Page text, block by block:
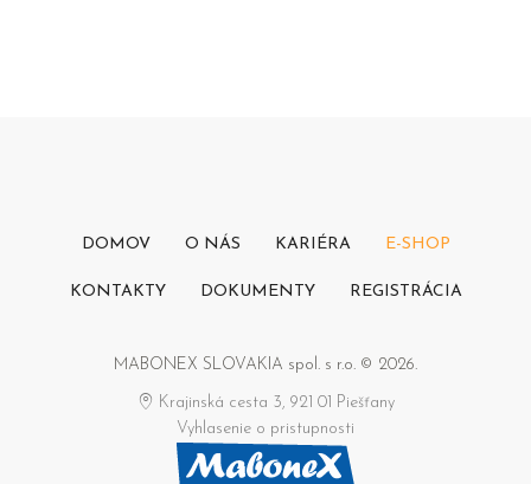
DOMOV O NÁS KARIÉRA E-SHOP
KONTAKTY DOKUMENTY REGISTRÁCIA
MABONEX SLOVAKIA spol. s r.o. © 2026.
Krajinská cesta 3, 921 01 Piešťany
Vyhlasenie o pristupnosti